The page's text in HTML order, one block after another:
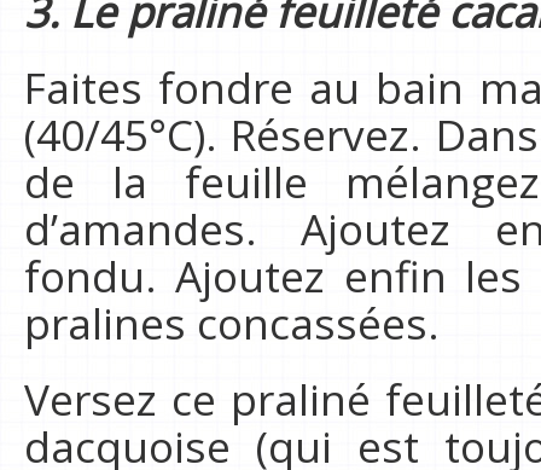
Faites fondre au bain
(40/45°C). Réservez.
de la feuille
d’amandes. Ajoutez
fondu. Ajoutez enfin
pralines concassées.
Versez ce praliné
dacquoise (qui est